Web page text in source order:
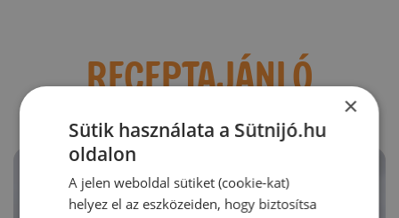
RECEPTAJÁNLÓ
×
Sütik használata a Sütnijó.hu
oldalon
A jelen weboldal sütiket (cookie-kat)
helyez el az eszközeiden, hogy biztosítsa